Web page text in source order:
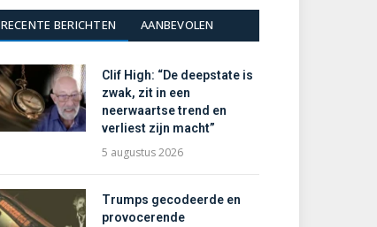
RECENTE BERICHTEN AANBEVOLEN
Clif High: “De deepstate is
zwak, zit in een
neerwaartse trend en
verliest zijn macht”
5 augustus 2026
Trumps gecodeerde en
provocerende